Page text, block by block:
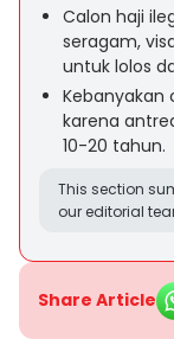
Calon haji
seragam,
untuk lolos
Kebanyakan
karena
10-20 tahun.
This section
our editorial
Share Article